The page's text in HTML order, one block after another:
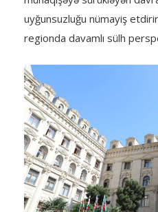
uyğunsuzluğu nümayiş
regionda davamlı sülh